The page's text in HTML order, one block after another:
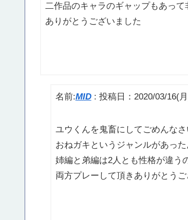
二作品のキャラのギャップもあっ
ありがとうございました
名前:MID: 投稿日：2020/03/16(
ユウくんを鬼畜にしてごめんな
おねガキというジャンルがあっ
姉編と弟編は2人とも性格が違う
両方プレーして頂きありがとうご